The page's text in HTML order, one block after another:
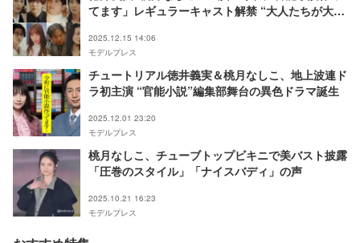
てます」レギュラーキャスト解禁 “大人たちが大真
2025.12.15 14:06
モデルプレス
チュートリアル徳井義実＆桃月なしこ、地上波連ド
ラ初主演 “官能小説”編集部舞台の異色ドラマ誕生
2025.12.01 23:20
モデルプレス
桃月なしこ、チューブトップビキニで美バスト披露
「圧巻のスタイル」「ナイスバディ」の声
2025.10.21 16:23
モデルプレス